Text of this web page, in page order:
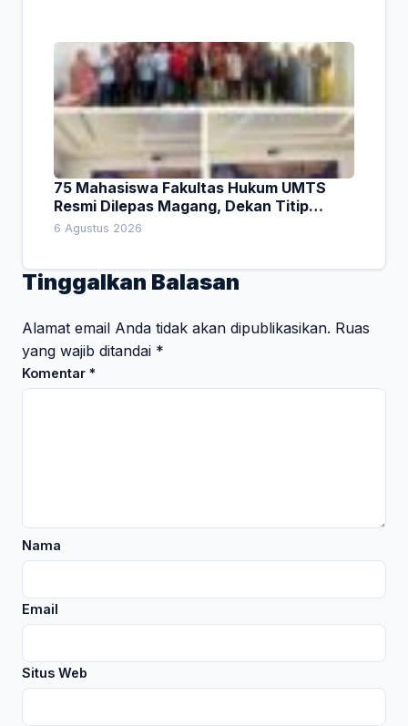
75 Mahasiswa Fakultas Hukum UMTS
Resmi Dilepas Magang, Dekan Titip
Empat Pesan Penting
6 Agustus 2026
Tinggalkan Balasan
Alamat email Anda tidak akan dipublikasikan. Ruas
yang wajib ditandai *
Komentar *
Nama
Email
Situs Web